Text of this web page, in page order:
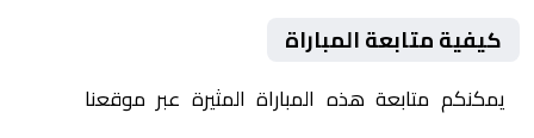
كيفية متابعة المباراة
يمكنكم متابعة هذه المباراة المثيرة عبر موقعنا